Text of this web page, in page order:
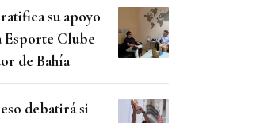
su apoyo
Esporte Clube
de Bahía
debatirá si